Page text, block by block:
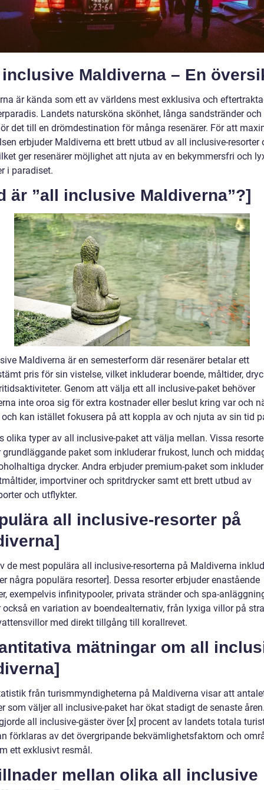
Maldiverna – En
är kända som ett av världens mest exklusiva och
Landets natursköna skönhet, långa sandstränder
det till en drömdestination för många resenärer. För att
erbjuder Maldiverna ett brett utbud av all inclusive-resorter
ger resenärer möjlighet att njuta av en bekymmersfri och
i paradiset.
är ”all inclusive Maldiverna”?]
Maldiverna är en semesterform där resenärer betalar ett
pris för sin vistelse, vilket inkluderar boende, måltider,
Genom att välja ett all inclusive-paket behöver
inte oroa sig för extra kostnader eller beslut kring var och
och kan istället fokusera på att koppla av och njuta av sin tid
olika typer av all inclusive-paket att välja mellan. Vissa
grundläggande paket som inkluderar frukost, lunch och
drycker. Andra erbjuder premium-paket som
importviner och spritdrycker samt ett brett utbud av
och utflykter.
all inclusive-resorter på
de mest populära all inclusive-resorterna på Maldiverna
några populära resorter]. Dessa resorter erbjuder enastående
exempelvis infinitypooler, privata stränder och spa-
också en variation av boendealternativ, från lyxiga villor på
med direkt tillgång till korallrevet.
mätningar om all
från turismmyndigheterna på Maldiverna visar att
som väljer all inclusive-paket har ökat stadigt de senaste
all inclusive-gäster över [x] procent av landets totala
förklaras av det övergripande bekvämlighetsfaktorn och
ett exklusivt resmål.
mellan olika all inclusive